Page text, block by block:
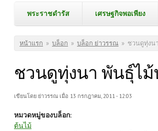
พระราชดำรัส เศรษฐกิจพอเพียง
คุณอยู่ที่นี่
หน้าแรก » บล็อก » บล็อก ย่าวรรณ » ชวนดูทุ่งน
ชวนดูทุ่งนา พันธุ์ไม้
เขียนโดย ย่าวรรณ เมื่อ 13 กรกฎาคม, 2011 - 12:03
หมวดหมู่ของบล็อก:
ต้นไม้